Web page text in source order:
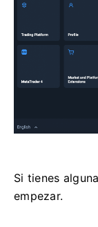
Si tienes
empezar.